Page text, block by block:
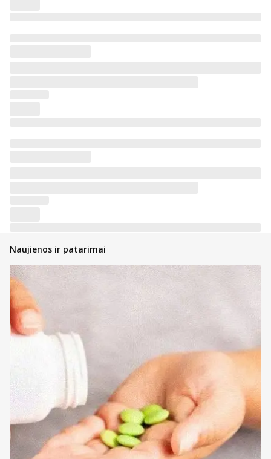
Naujienos ir patarimai